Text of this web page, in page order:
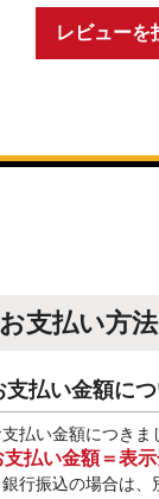
レビューを
お支払い方
支払い金額に
払い金額につきま
支払い金額＝表
行振込の場合は、